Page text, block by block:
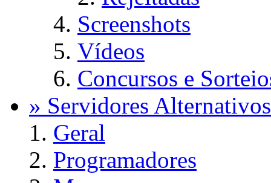
Screenshots
Vídeos
Concursos e
» Servidores
Geral
Programadores